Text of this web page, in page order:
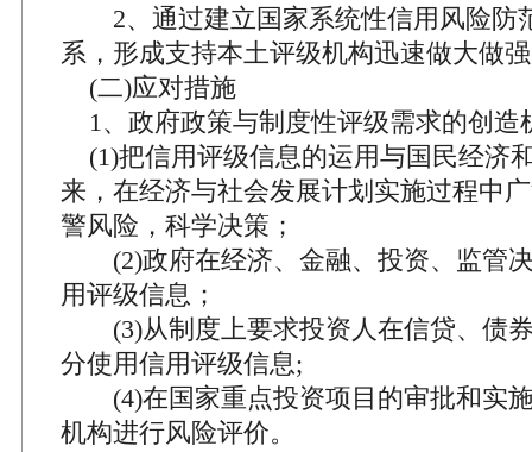
2、通过建立国家系统性信用风险防
系，形成支持本土评级机构迅速做大做
(二)应对措施
1、政府政策与制度性评级需求的创造
(1)把信用评级信息的运用与国民经济
来，在经济与社会发展计划实施过程中
警风险，科学决策；
(2)政府在经济、金融、投资、监管
用评级信息；
(3)从制度上要求投资人在信贷、债
分使用信用评级信息;
(4)在国家重点投资项目的审批和实
机构进行风险评价。